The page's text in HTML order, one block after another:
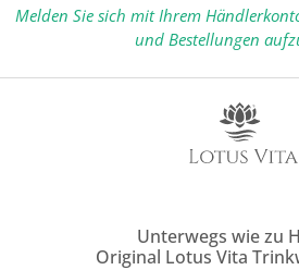
Melden Sie sich mit Ihrem
und Bestellungen
Unterwegs wie zu
Original Lotus Vita